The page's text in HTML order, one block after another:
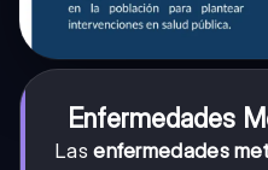
Enfermedades
Lasenfermedades